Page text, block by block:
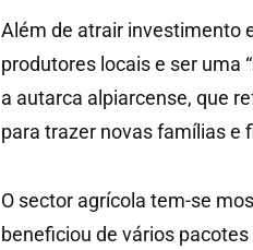
Além de atrair investimento
produtores locais e ser uma
a autarca alpiarcense, que
para trazer novas famílias e
O sector agrícola tem-se
beneficiou de vários